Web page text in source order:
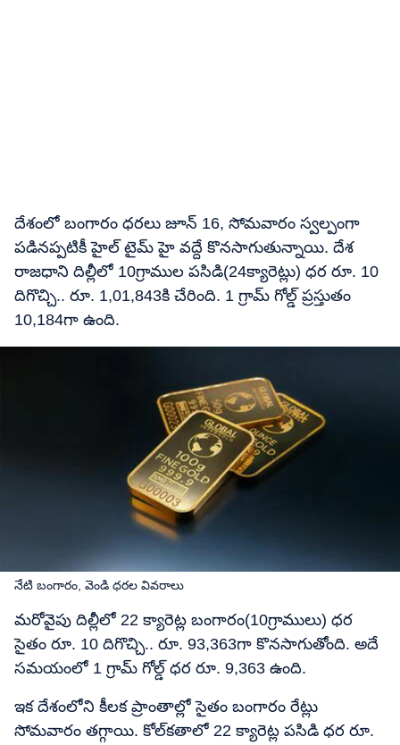
దేశంలో బంగారం ధరలు జూన్​ 16, సోమవారం స్వల్పంగా
పడినప్పటికీ హైల్​ టైమ్​ హై వద్దే కొనసాగుతున్నాయి. దేశ
రాజధాని దిల్లీలో 10గ్రాముల పసిడి(24క్యారెట్లు) ధర రూ. 10
దిగొచ్చి.. రూ. 1,01,843కి చేరింది. 1 గ్రామ్​ గోల్డ్​ ప్రస్తుతం
10,184గా ఉంది.
నేటి బంగారం, వెండి ధరల వివరాలు
మరోవైపు దిల్లీలో 22 క్యారెట్ల బంగారం(10గ్రాములు) ధర
సైతం రూ. 10 దిగొచ్చి.. రూ. 93,363గా కొనసాగుతోంది. అదే
సమయంలో 1 గ్రామ్​ గోల్డ్​ ధర రూ. 9,363 ఉంది.
ఇక దేశంలోని కీలక ప్రాంతాల్లో సైతం బంగారం రేట్లు
సోమవారం తగ్గాయి. కోల్​కతాలో 22 క్యారెట్ల పసిడి ధర రూ.